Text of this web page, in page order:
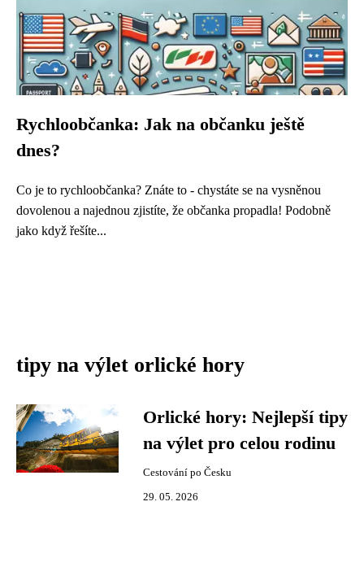
Rychloobčanka: Jak na občanku ještě
dnes?
Co je to rychloobčanka? Znáte to - chystáte se na vysněnou
dovolenou a najednou zjistíte, že občanka propadla! Podobně
jako když řešíte...
tipy na výlet orlické hory
Orlické hory: Nejlepší tipy
na výlet pro celou rodinu
Cestování po Česku
29. 05. 2026